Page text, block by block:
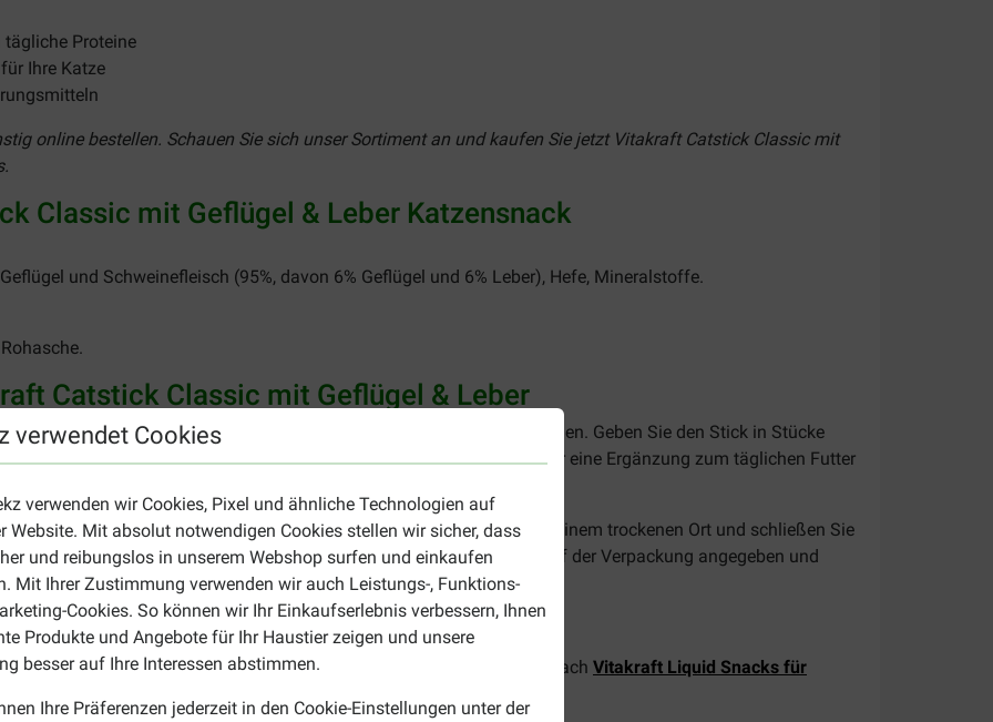
verwendet Cookies
verwenden wir Cookies, Pixel und ähnliche Technologien auf
Website. Mit absolut notwendigen Cookies stellen wir sicher, dass
und reibungslos in unserem Webshop surfen und einkaufen
Mit Ihrer Zustimmung verwenden wir auch Leistungs-, Funktions-
Cookies. So können wir Ihr Einkaufserlebnis verbessern, Ihnen
Produkte und Angebote für Ihr Haustier zeigen und unsere
besser auf Ihre Interessen abstimmen.
Ihre Präferenzen jederzeit in den Cookie-Einstellungen unter der
tägliche Proteine
Ihre Katze
online bestellen. Schauen Sie sich unser Sortiment an und kaufen Sie jetzt Vitakraft Catstick Classic mit
Classic mit Geflügel & Leber Katzensnack
und Schweinefleisch (95%, davon 6% Geflügel und 6% Leber), Hefe, Mineralstoffe.
Rohasche.
Catstick Classic mit Geflügel & Leber
können als Leckerli zwischen den Mahlzeiten gefüttert werden. Geben Sie den Stick in Stücke
hängt von den Essgewohnheiten Ihrer Katze ab. Die Sticks sind nur eine Ergänzung zum täglichen Futter
frisches Trinkwasser zur Verfügung hat. Lagern Sie die Sticks an einem trockenen Ort und schließen Sie
von Vitakraft Catstick Classic mit Geflügel & Leber Katzensnack ist auf der Verpackung angegeben und
Fütterungsempfehlung halten.
z.B. einem flüssigen Snack von Vitakraft? Schauen Sie dann nach Vitakraft Liquid Snacks für
unserer Übersichtsseite